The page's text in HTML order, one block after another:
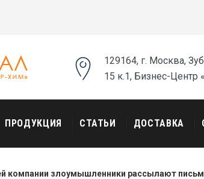
129164, г. Москва,
15 к.1, Бизнес-
ПРОДУКЦИЯ СТАТЬИ ДОСТАВКА
компании злоумышленники рассылают